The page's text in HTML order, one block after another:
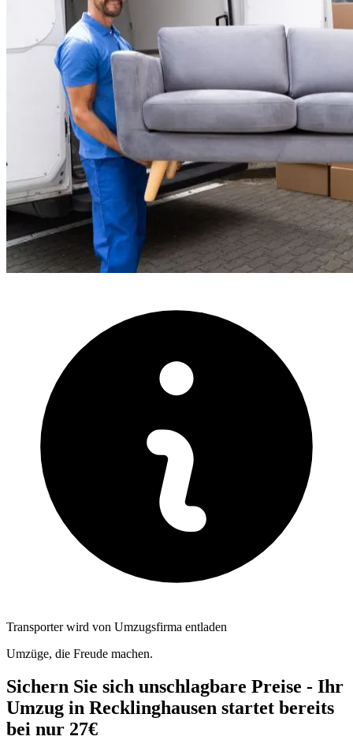
Transporter wird von Umzugsfirma entladen
Umzüge, die Freude machen.
Sichern Sie sich unschlagbare Preise - Ihr
Umzug in Recklinghausen startet bereits
bei nur 27€